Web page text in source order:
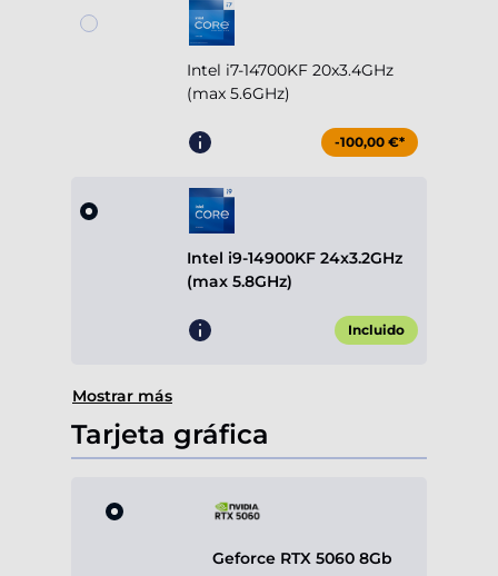
Intel i7-14700KF 20x3.4GHz
(max 5.6GHz)
-100,00 €*
Intel i9-14900KF 24x3.2GHz
(max 5.8GHz)
Incluido
Mostrar más
Tarjeta gráfica
Geforce RTX 5060 8Gb